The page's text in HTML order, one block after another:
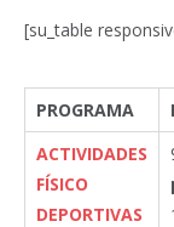
[su_table
PROGRAMA
ACTIVIDADES
FÍSICO
DEPORTIVAS